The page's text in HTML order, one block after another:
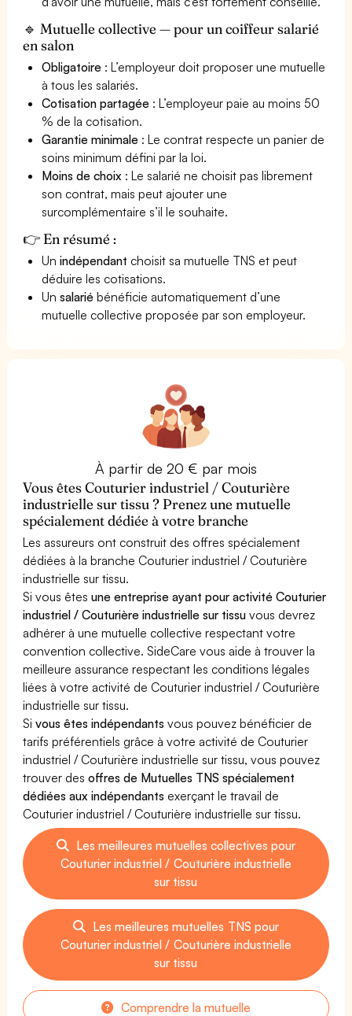
🔹 Mutuelle collective — pour un coiffeur salarié
en salon
Obligatoire : L’employeur doit proposer une mutuelle
à tous les salariés.
Cotisation partagée : L’employeur paie au moins 50
% de la cotisation.
Garantie minimale : Le contrat respecte un panier de
soins minimum défini par la loi.
Moins de choix : Le salarié ne choisit pas librement
son contrat, mais peut ajouter une
surcomplémentaire s’il le souhaite.
👉 En résumé :
Unindépendant choisit sa mutuelle TNS et peut
déduire les cotisations.
Unsalarié bénéficie automatiquement d’une
mutuelle collective proposée par son employeur.
À partir de 20 € par mois
Vous êtes Couturier industriel / Couturière
industrielle sur tissu ? Prenez une mutuelle
spécialement dédiée à votre branche
Les assureurs ont construit des offres spécialement
dédiées à la branche Couturier industriel / Couturière
industrielle sur tissu.
Si vous êtesune entreprise ayant pour activité Couturier
industriel / Couturière industrielle sur tissu vous devrez
adhérer à une mutuelle collective respectant votre
convention collective. SideCare vous aide à trouver la
meilleure assurance respectant les conditions légales
liées à votre activité de Couturier industriel / Couturière
industrielle sur tissu.
Sivous êtes indépendants vous pouvez bénéficier de
tarifs préférentiels grâce à votre activité de Couturier
industriel / Couturière industrielle sur tissu, vous pouvez
trouver desoffres de Mutuelles TNS spécialement
dédiées aux indépendants exerçant le travail de
Couturier industriel / Couturière industrielle sur tissu.
Les meilleures mutuelles collectives pour
Couturier industriel / Couturière industrielle
sur tissu
Les meilleures mutuelles TNS pour
Couturier industriel / Couturière industrielle
sur tissu
Comprendre la mutuelle